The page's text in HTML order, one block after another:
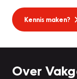
Kennis maken?
Over